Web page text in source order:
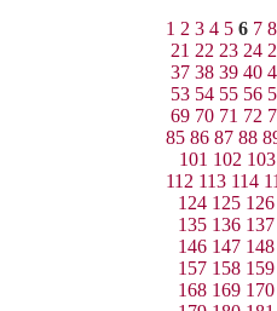
1 2 3 4 5 6 7 8
21 22 23 24
37 38 39 40
53 54 55 56
69 70 71 72
85 86 87 88
101 102 103
112 113 114
124 125 126
135 136 137
146 147 148
157 158 159
168 169 170